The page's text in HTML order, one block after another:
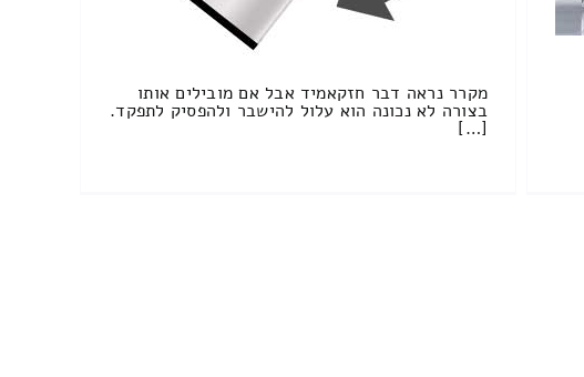
מקרר נראה דבר חזקאמיד אבל אם מובילים אותו
בצורה לא נכונה הוא עלול להישבר ולהפסיק לתפקד.
[…]